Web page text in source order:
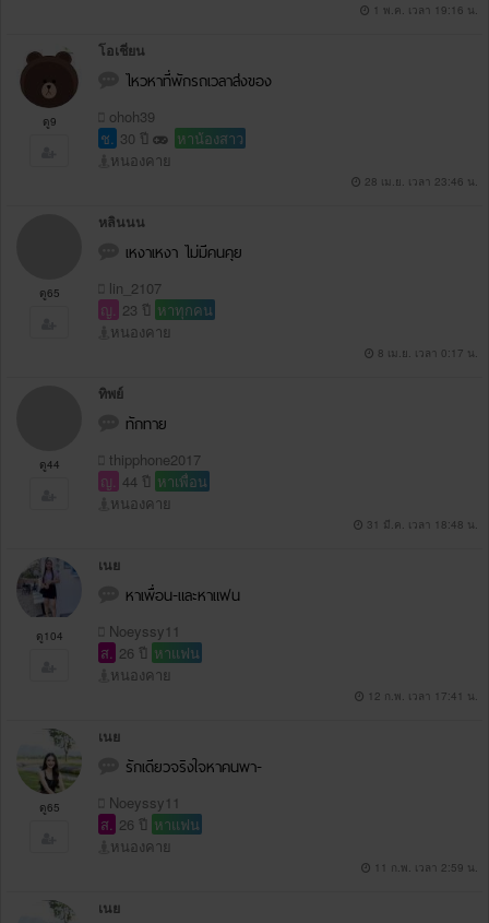
1 พ.ค. เวลา 19:16 น.
ดู9
โอเชี่ยน
ไหวหาที่พักรถเวลาส่งของ
ohoh39
ช. 30 ปี
หาน้องสาว
หนองคาย
28 เม.ย. เวลา 23:46 น.
ดู65
หลินนน
เหงาเหงา ไม่มีคนคุย
lin_2107
ญ. 23 ปี หาทุกคน
หนองคาย
8 เม.ย. เวลา 0:17 น.
ดู44
ทิพย์
ทักทาย
thipphone2017
ญ. 44 ปี หาเพื่อน
หนองคาย
31 มี.ค. เวลา 18:48 น.
ดู104
เนย
หาเพื่อน-และหาแฟน
Noeyssy11
ส. 26 ปี หาแฟน
หนองคาย
12 ก.พ. เวลา 17:41 น.
ดู65
เนย
รักเดียวจริงใจหาคนพา-
Noeyssy11
ส. 26 ปี หาแฟน
หนองคาย
11 ก.พ. เวลา 2:59 น.
เนย